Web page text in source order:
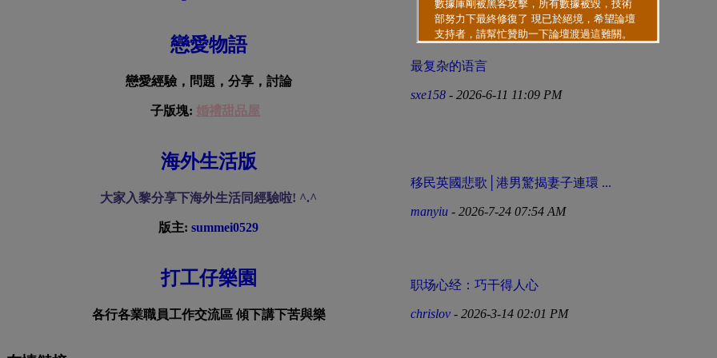
戀愛物語
戀愛經驗，問題，分享，討論
子版塊: 婚禮甜品屋
最复杂的语言
sxe158 - 2026-6-11 11:09 PM
海外生活版
大家入黎分享下海外生活同經驗啦! ^.^
版主: summei0529
移民英國悲歌│港男驚揭妻子連環 ...
manyiu - 2026-7-24 07:54 AM
打工仔樂園
各行各業職員工作交流區 傾下講下苦與樂
职场心经：巧干得人心
chrislov - 2026-3-14 02:01 PM